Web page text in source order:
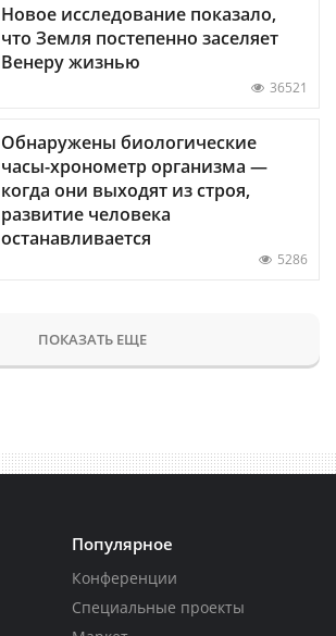
Новое исследование показало,
что Земля постепенно заселяет
Венеру жизнью
36521
Обнаружены биологические
часы-хронометр организма —
когда они выходят из строя,
развитие человека
останавливается
5286
ПОКАЗАТЬ ЕЩЕ
Популярное
Конференции
Специальные проекты